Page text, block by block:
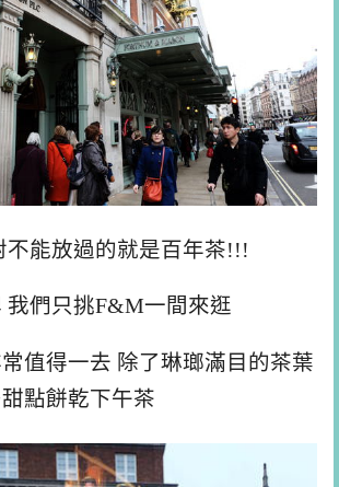
不能放過的就是百年茶!!!
我們只挑F&M一間來逛
值得一去 除了琳瑯滿目的茶葉
點餅乾下午茶